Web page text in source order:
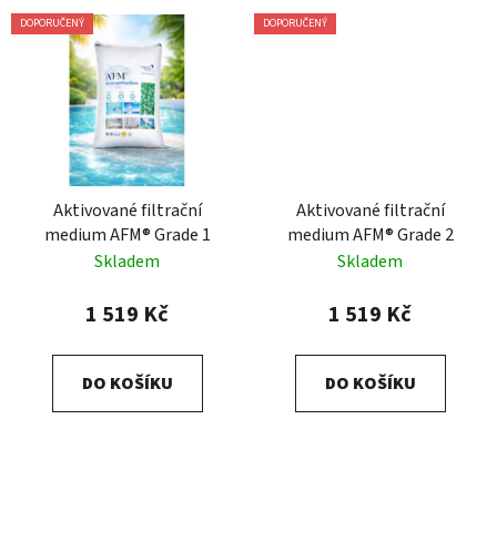
DOPORUČENÝ
Aktivované filtrační
medium AFM® Grade 1
Skladem
1 519 Kč
DO KOŠÍKU
DOPORUČENÝ
Aktivované filtrační
medium AFM® Grade 2
Skladem
1 519 Kč
DO KOŠÍKU